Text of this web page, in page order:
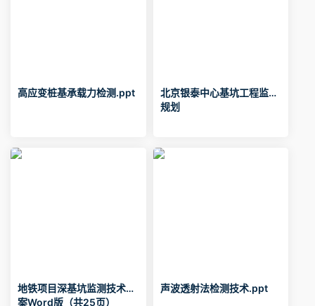
高应变桩基承载力检测.ppt
北京银泰中心基坑工程监理
规划
地铁项目深基坑监测技术方
案Word版（共25页）
声波透射法检测技术.ppt